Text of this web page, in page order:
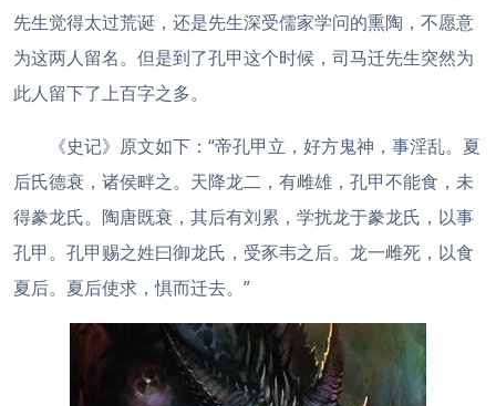
先生觉得太过荒诞，还是先生深受儒家学问的熏陶，不愿意
为这两人留名。但是到了孔甲这个时候，司马迁先生突然为
此人留下了上百字之多。
《史记》原文如下：“帝孔甲立，好方鬼神，事淫乱。夏
后氏德衰，诸侯畔之。天降龙二，有雌雄，孔甲不能食，未
得豢龙氏。陶唐既衰，其后有刘累，学扰龙于豢龙氏，以事
孔甲。孔甲赐之姓曰御龙氏，受豕韦之后。龙一雌死，以食
夏后。夏后使求，惧而迁去。”